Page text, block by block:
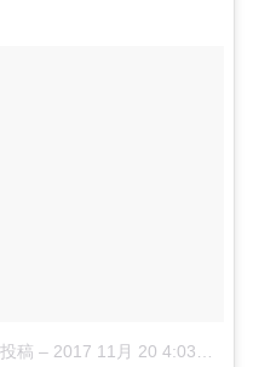
稿 – 2017 11月 20 4:03午後 PST